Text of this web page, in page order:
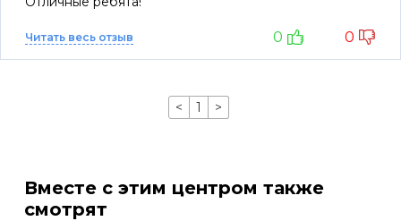
Читать весь отзыв 0 0
< 1 >
Вместе с этим центром также
смотрят